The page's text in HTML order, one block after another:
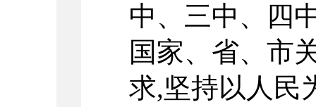
中、三中、四
国家、省、市
求,坚持以人民